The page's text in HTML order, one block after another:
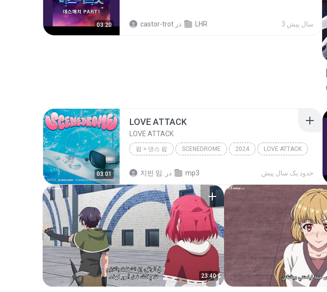
03:20 castor-trot در LHR 3 سال پیش
03:01
LOVE ATTACK
LOVE ATTACK
팝 > 댄스 팝 SCENEDROME 2024 LOVE ATTACK
지빈 임. در mp3 حدود یک سال پیش
23:40